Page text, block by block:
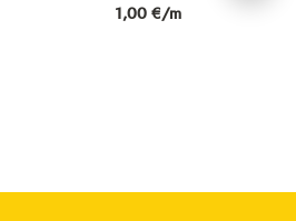
Prix
1,00 €/m